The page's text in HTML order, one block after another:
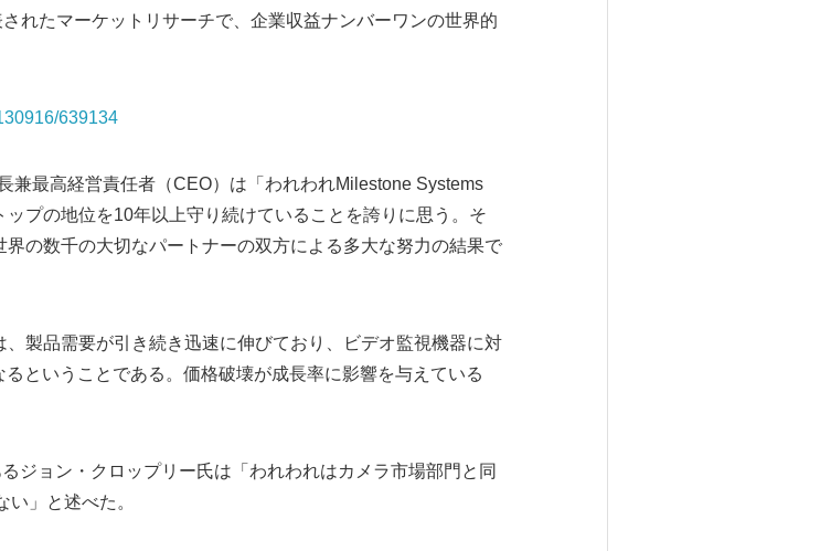
れたマーケットリサーチで、企業収益ナンバーワンの世界的
639134
兼最高経営責任者（CEO）は「われわれMilestone Systems
プの地位を10年以上守り続けていることを誇りに思う。そ
の数千の大切なパートナーの双方による多大な努力の結果で
製品需要が引き続き迅速に伸びており、ビデオ監視機器に対
ということである。価格破壊が成長率に影響を与えている
ジョン・クロップリー氏は「われわれはカメラ市場部門と同
」と述べた。